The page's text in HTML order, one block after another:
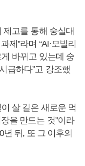
제고를 통해 숭실대
제”라며 “AI·모빌리
바뀌고 있는데 숭
급하다”고 강조했
살 길은 새로운 먹
을 만드는 것”이라
뒤, 또 그 이후의